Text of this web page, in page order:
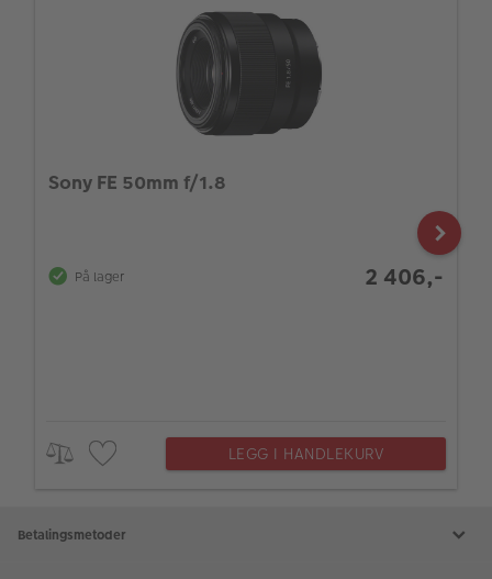
Sony FE 50mm f/1.8
På lager 2 406,-
LEGG I HANDLEKURV
Betalingsmetoder